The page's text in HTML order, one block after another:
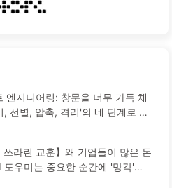
엔지니어링: 창문을 너무 가득 채
, 선별, 압축, 격리'의 네 단계로 혼
차단하세요 — AI 배우기 170
쓰라린 교훈】왜 기업들이 많은 돈
도우미는 중요한 순간에 '망각'하
은 90% 성능 향상을 이루었을